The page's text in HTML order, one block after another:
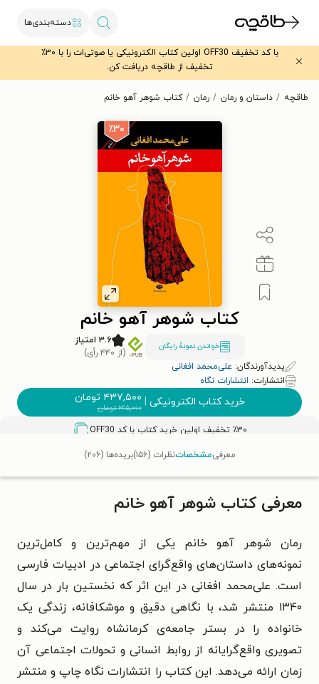
دسته‌بندی‌ها
با کد تخفیف OFF30 اولین کتاب الکترونیکی یا صوتی‌ات را با ۳۰٪
تخفیف از طاقچه دریافت کن.
طاقچه داستان و رمان رمان کتاب شوهر آهو خانم
٪۳۰
کتاب شوهر آهو خانم
خواندن نمونۀ رایگان
۳.۶ امتیاز
(از ۴۴۰ رأی)
پدیدآورندگان: علی‌محمد افغانی
انتشارات: انتشارات نگاه
خرید کتاب الکترونیکی | ۴۳۷,۵۰۰ تومان
۶۲۵,۰۰۰تومان
٪۳۰ تخفیف اولین خرید کتاب با کد OFF30
معرفیمشخصاتنظرات (۱۵۶) بریده‌ها (۲۰۶)
معرفی کتاب شوهر آهو خانم
رمان شوهر آهو خانم یکی از مهم‌ترین و کامل‌ترین
نمونه‌های داستان‌های واقع‌گرای اجتماعی در ادبیات فارسی
است. علی‌محمد افغانی در این اثر که نخستین‌ بار در سال
۱۳۴۰ منتشر شد، با نگاهی دقیق و موشکافانه، زندگی یک
خانواده را در بستر جامعه‌ی کرمانشاه روایت می‌کند و
تصویری واقع‌گرایانه از روابط انسانی و تحولات اجتماعی آن
زمان ارائه می‌دهد. این کتاب را انتشارات نگاه چاپ و منتشر